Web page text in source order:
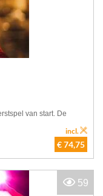
van start. De
€ 74,75
incl.
59